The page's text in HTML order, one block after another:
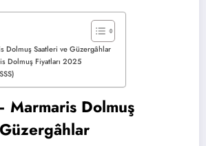
Dolmuş Saatleri ve Güzergâhlar
Dolmuş Fiyatları 2025
Marmaris Dolmuş